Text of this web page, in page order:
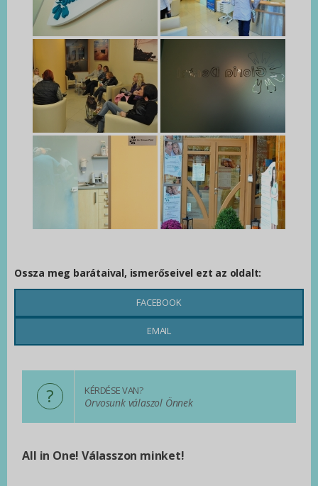
Ossza meg barátaival, ismerőseivel ezt az oldalt:
FACEBOOK
EMAIL
? KÉRDÉSE VAN?
Orvosunk válaszol Önnek
All in One! Válasszon minket!